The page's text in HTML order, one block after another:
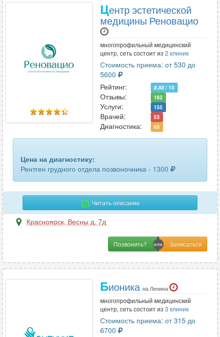
ортопантомограмма
пальцев ноги или руки
плечевого сустава
поясничного отдела позвоночника
предплечья
придаточных пазух носа
7
стопы или кисти 9
турецкого седла
Центр эстетической
медицины Реновацио
многопрофильный медицинский
центр, сеть состоит из 2 клиник
Стоимость приема: от 530 до
5600
Рейтинг:
8.88 / 10
Отзывы: 182
Услуги: 155
Врачей: 53
Диагностика: 65
Цена на диагностику:
Рентген грудного отдела позвоночника - 1300
Читать описание
Красноярск, Весны д. 7д
Позвонить?
Бионика на Ленина
многопрофильный медицинский
центр, сеть состоит из 3 клиник
Стоимость приема: от 315 до
6700